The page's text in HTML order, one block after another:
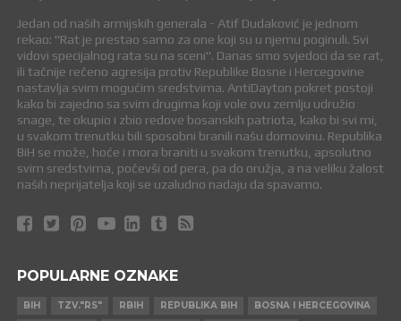
Jedan od naših armijskih generala - Atif Dudaković je jednom
rekao: "Rat je prestao samo za one koji su u njemu poginuli. Svi
vidovi specijalnog rata su na sceni". Danas smo svjedoci da se rat,
ili tačnije rečeno agresija protiv Republike Bosne i Hercegovine
nastavlja svim mogućim sredstvima. AntiDayton pokret postoji
kako bi zajedno sa svim drugima koji vole ovu zemlju udružio
snage, te okupio i zbio redove bosanskih patriota, kako bi svi mi,
u svakom trenutku bili sposobni branili našu domovinu. Republika
BiH se može, hoće i mora braniti u svakom trenutku, apsolutno
svim sredstvima, počevši od pera, pa do oružja, a na veliku žalost
naših neprijatelja koji se uzaludno nadaju da spavamo.
POPULARNE OZNAKE
BIH TZV."RS" RBIH REPUBLIKA BIH
BOSNA I HERCEGOVINA